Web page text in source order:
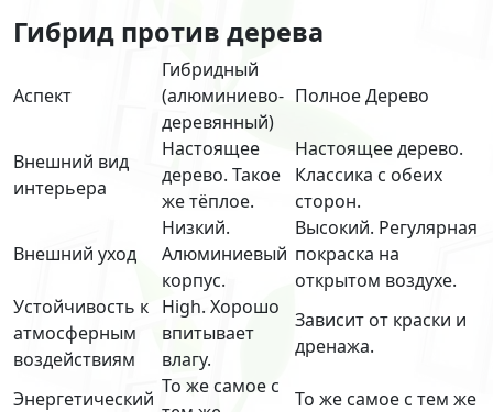
Гибрид против дерева
Аспект
Гибридный
(алюминиево-
деревянный)
Полное Дерево
Внешний вид
интерьера
Настоящее
дерево. Такое
же тёплое.
Настоящее дерево.
Классика с обеих
сторон.
Внешний уход
Низкий.
Алюминиевый
корпус.
Высокий. Регулярная
покраска на
открытом воздухе.
Устойчивость к
атмосферным
воздействиям
High. Хорошо
впитывает
влагу.
Зависит от краски и
дренажа.
Энергетический
То же самое с
То же самое с тем же